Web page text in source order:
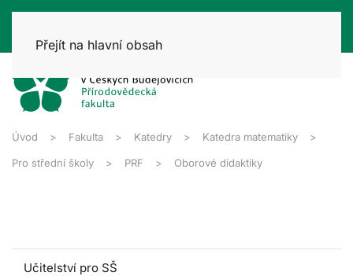
Přejít na hlavní obsah
Úvod Fakulta Katedry Katedra matematiky
Pro střední školy PRF Oborové didaktiky
Učitelství pro SŠ